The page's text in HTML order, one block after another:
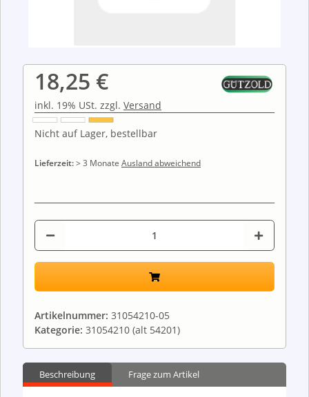
18,25 €
inkl. 19% USt. zzgl. Versand
Nicht auf Lager, bestellbar
Lieferzeit:> 3 Monate Ausland abweichend
Artikelnummer: 31054210-05
Kategorie: 31054210 (alt 54201)
Beschreibung Frage zum Artikel